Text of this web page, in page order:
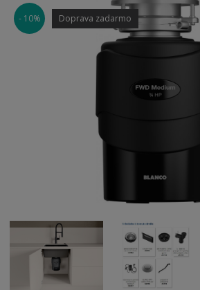
- 10% Doprava zadarmo